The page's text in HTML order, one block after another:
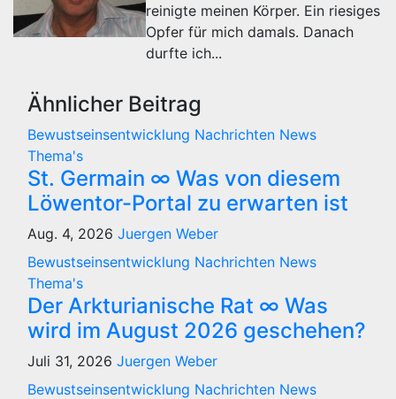
reinigte meinen Körper. Ein riesiges
Opfer für mich damals. Danach
durfte ich...
Ähnlicher Beitrag
Bewustseinsentwicklung Nachrichten News
Thema's
St. Germain ∞ Was von diesem
Löwentor-Portal zu erwarten ist
Aug. 4, 2026 Juergen Weber
Bewustseinsentwicklung Nachrichten News
Thema's
Der Arkturianische Rat ∞ Was
wird im August 2026 geschehen?
Juli 31, 2026 Juergen Weber
Bewustseinsentwicklung Nachrichten News